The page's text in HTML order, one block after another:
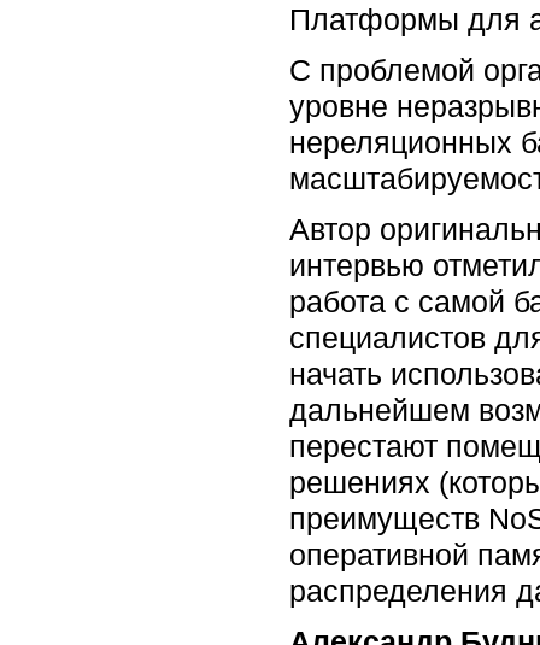
Платформы для
С проблемой
уровне
нереляционных
Автор
интервью
работа с самой
специалистов
начать
дальнейшем
перестают
решениях
преимуществ
оперативной
распределения